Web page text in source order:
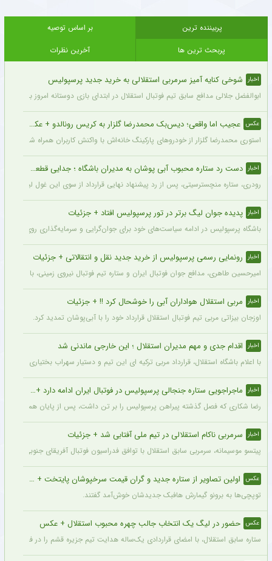
پربیننده ترین
بر اساس توصیه
پربحث ترین ها
آخرین نظرات
اخبار شوخی کنایه آمیز سرمربی استقلالی به خرید جدید پرسپولیس
ابوالفضل جلالی مدافع سابق تیم فوتبال استقلال در ابتدای بازی دوستانه امروز با
عکس عجیب اما واقعی؛ دیس‌بک محمدرضا گلزار به کریس رونالدو + عکس
استوری محمدرضا گلزار از خودروهای پارکینگ خانه‌اش با واکنش کاربران همراه شده و
اخبار دست رد ستاره محبوب آبی پوشان به مدیران باشگاه ؛ جدایی قطعی است !
رودری، ستاره منچسترسیتی، پس از رد پیشنهاد نهایی قرارداد از سوی این غول لیگ
اخبار پدیده جوان لیگ برتر در تور پرسپولیس افتاد + جزئیات
باشگاه پرسپولیس در ادامه سیاست‌های خود برای جوان‌گرایی و سرمایه‌گذاری روی استعدادهای آینده فوتبال
اخبار رونمایی رسمی پرسپولیس از خرید جدید نقل و انتقالاتی + جزئیات
امیرحسین طاهری، مدافع جوان فوتبال ایران و ستاره تیم فوتبال نیروی زمینی، با
اخبار مربی استقلال هواداران آبی را خوشحال کرد !! + جزئیات
اوزجان بیزاتی مربی تیم فوتبال استقلال قرارداد خود را با آبی‌پوشان تمدید کرد.
اخبار اقدام جدی و مهم مدیران استقلال ؛ این خارجی ماندنی شد
با اعلام باشگاه استقلال، قرارداد مربی ترکیه ای این تیم و دستیار سهراب بختیاری زاده
اخبار ماجراجویی ستاره جنجالی پرسپولیس در فوتبال ایران ادامه دارد + جزئیات
رضا شکاری که فصل گذشته پیراهن پرسپولیس را بر تن داشت، پس از پایان همکاری با
اخبار سرمربی ناکام استقلالی در تیم ملی آفتابی شد + جزئیات
پیتسو موسیمانه، سرمربی سابق استقلال با توافق فدراسیون فوتبال آفریقای جنوبی
عکس اولین تصاویر از ستاره جدید و گران قیمت سرخپوشان پایتخت + عکس
توپچی‌ها به برونو گیمارش هافبک جدیدشان خوش‌آمد گفتند.
عکس حضور در لیگ یک انتخاب جالب چهره محبوب استقلال + عکس
ستاره سابق استقلال، با امضای قراردادی یک‌ساله هدایت تیم جزیره قشم را در فصل